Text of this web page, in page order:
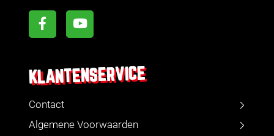
KLANTENSERVICE
Contact
Algemene Voorwaarden